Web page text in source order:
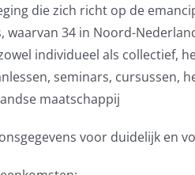
die zich richt op de
34 in Noord-
individueel als collectief,
seminars, cursussen,
maatschappij
voor duidelijk en